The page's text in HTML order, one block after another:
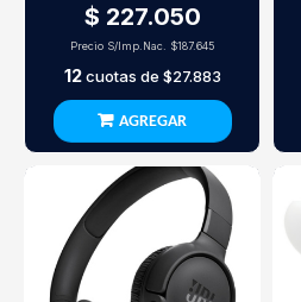
Negro Usb Condensador
$ 227.050
Precio S/Imp.Nac. $187.645
12cuotas de $27.883
AGREGAR